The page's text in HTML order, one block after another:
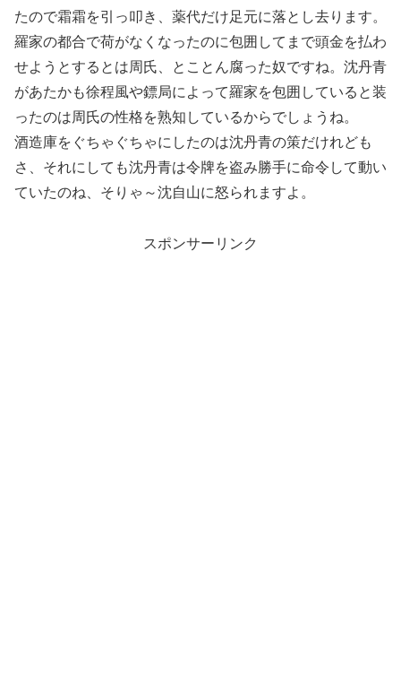
たので霜霜を引っ叩き、薬代だけ足元に落とし去ります。
羅家の都合で荷がなくなったのに包囲してまで頭金を払わ
せようとするとは周氏、とことん腐った奴ですね。沈丹青
があたかも徐程風や鏢局によって羅家を包囲していると装
ったのは周氏の性格を熟知しているからでしょうね。
酒造庫をぐちゃぐちゃにしたのは沈丹青の策だけれども
さ、それにしても沈丹青は令牌を盗み勝手に命令して動い
ていたのね、そりゃ～沈自山に怒られますよ。
スポンサーリンク